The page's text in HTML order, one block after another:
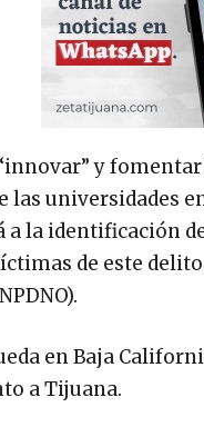
y
las universidades
a la identificación
de este
en Baja
a Tijuana.